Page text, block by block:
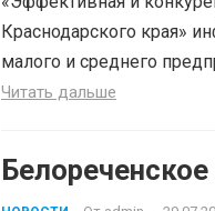
Краснодарского края»
малого и среднего
Читать дальше